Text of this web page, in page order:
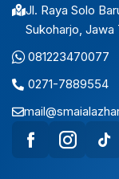
Jl. Raya Solo
Sukoharjo, Jawa
081223470077
0271-7889554